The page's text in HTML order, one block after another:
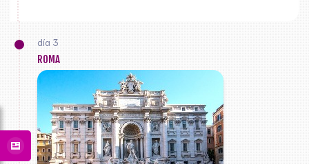
día 3
ROMA